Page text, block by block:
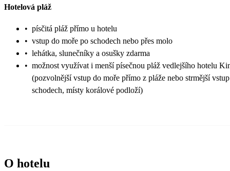
Hotelová pláž
• písčitá pláž přímo u hotelu
• vstup do moře po schodech nebo přes molo
• lehátka, slunečníky a osušky zdarma
• možnost využívat i menší písečnou pláž vedlejšího hotelu
(pozvolnější vstup do moře přímo z pláže nebo strmější
schodech, místy korálové podloží)
O hotelu